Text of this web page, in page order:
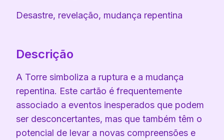
Desastre, revelação, mudança repentina
Descrição
A Torre simboliza a ruptura e a mudança
repentina. Este cartão é frequentemente
associado a eventos inesperados que podem
ser desconcertantes, mas que também têm o
potencial de levar a novas compreensões e